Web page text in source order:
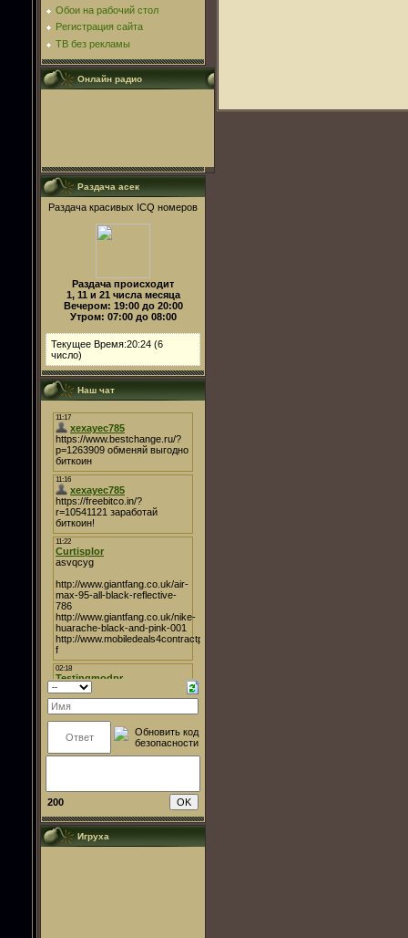
Обои на рабочий стол
Регистрация сайта
ТВ без рекламы
Онлайн радио
Раздача асек
Раздача красивых ICQ номеров
Раздача происходит
1, 11 и 21 числа месяца
Вечером: 19:00 до 20:00
Утром: 07:00 до 08:00
Текущее Время:20:24 (6
число)
Наш чат
200
Игруха